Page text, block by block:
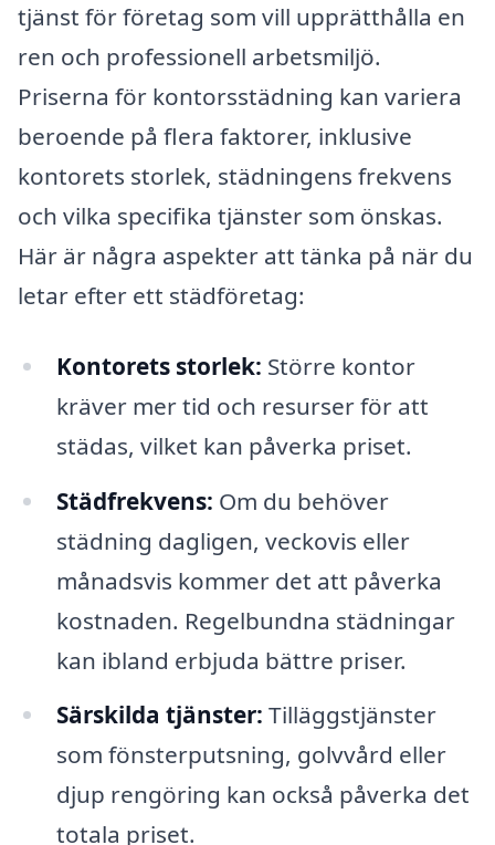
tjänst för företag som vill upprätthålla en
ren och professionell arbetsmiljö.
Priserna för kontorsstädning kan variera
beroende på flera faktorer, inklusive
kontorets storlek, städningens frekvens
och vilka specifika tjänster som önskas.
Här är några aspekter att tänka på när du
letar efter ett städföretag:
Kontorets storlek: Större kontor
kräver mer tid och resurser för att
städas, vilket kan påverka priset.
Städfrekvens: Om du behöver
städning dagligen, veckovis eller
månadsvis kommer det att påverka
kostnaden. Regelbundna städningar
kan ibland erbjuda bättre priser.
Särskilda tjänster: Tilläggstjänster
som fönsterputsning, golvvård eller
djup rengöring kan också påverka det
totala priset.